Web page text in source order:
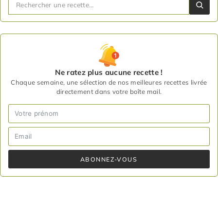
Ne ratez plus aucune recette !
Chaque semaine, une sélection de nos meilleures recettes livrée
directement dans votre boîte mail.
ABONNEZ-VOUS